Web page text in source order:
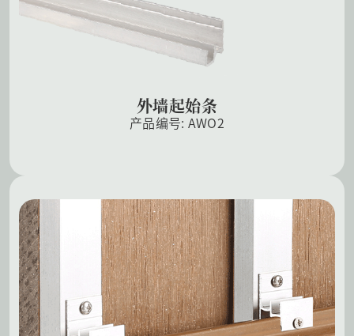
外墙起始条
产品编号: AWO2